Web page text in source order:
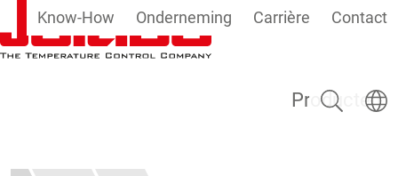
Overslaan en naar de inhoud gaan
Producten
Know-How Onderneming Carrière Contact
Zoeken Taal